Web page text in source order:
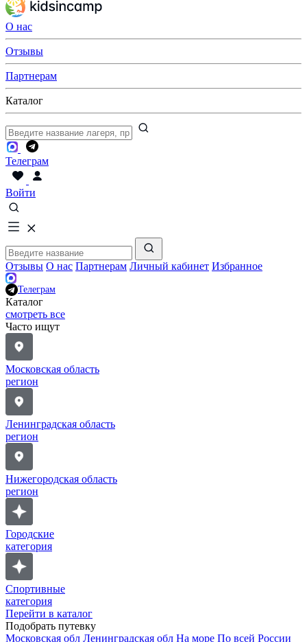
О нас
Отзывы
Партнерам
Каталог
Телеграм
Войти
Отзывы О нас Партнерам Личный кабинет Избранное
Телеграм
Каталог
смотреть все
Часто ищут
Московская область
регион
Ленинградская область
регион
Нижегородская область
регион
Городские
категория
Спортивные
категория
Перейти в каталог
Подобрать путевку
Московская обл Ленинградская обл На море По всей России